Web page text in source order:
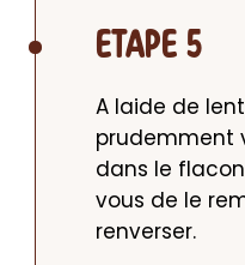
ETAPE 5
A laide de
prudemment
dans le
vous de le
renverser.